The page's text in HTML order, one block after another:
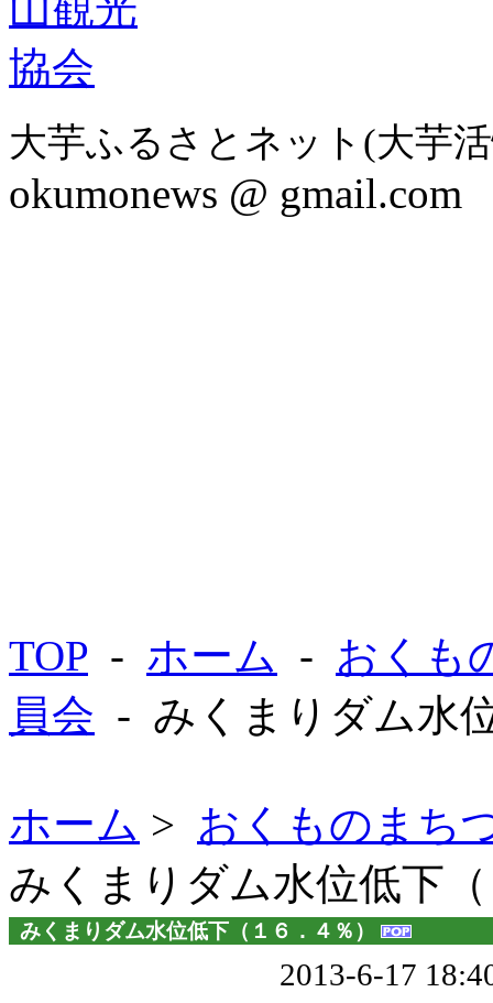
大芋ふるさとネット(大芋
okumonews @ gmail.com
TOP - ホーム - おくも
員会 - みくまりダム水
ホーム > おくものまち
みくまりダム水位低下
みくまりダム水位低下（１６．４％）
2013-6-17